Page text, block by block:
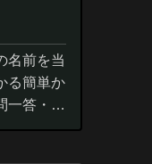
名前を当
る簡単か
一答・3